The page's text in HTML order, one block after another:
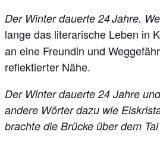
Der Winter dauerte 24 Jahre.
lange das literarische Leben in
an eine Freundin und
reflektierter Nähe.
Der Winter dauerte 24 Jahre
andere Wörter dazu wie
brachte die Brücke über dem